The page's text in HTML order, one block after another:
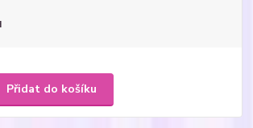
Přidat do košíku